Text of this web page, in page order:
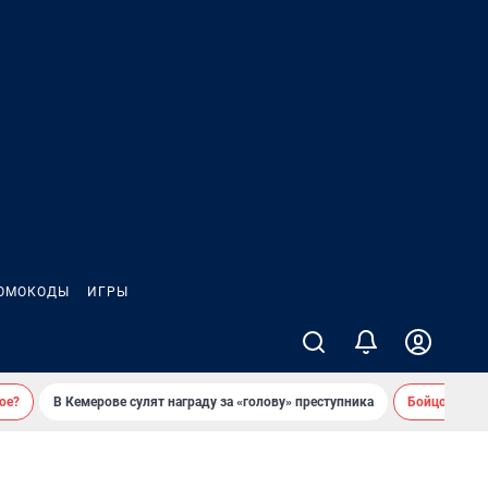
ИГРЫ
В Кемерове сулят награду за «голову» преступника Бойцовский